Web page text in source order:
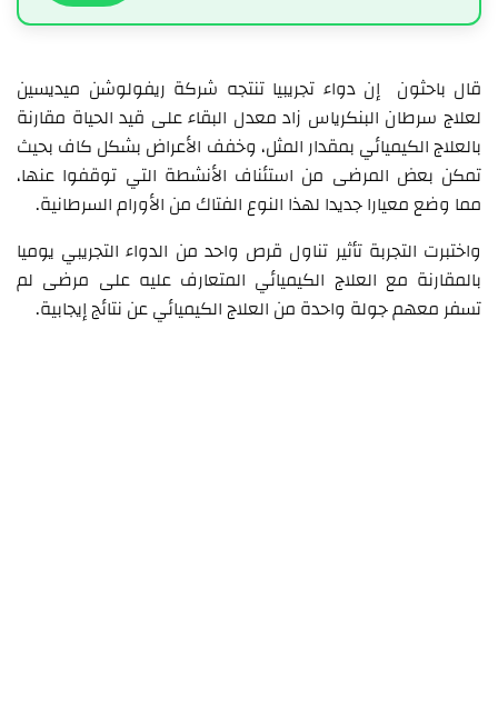
قال باحثون إن دواء تجريبيا تنتجه شركة ريفولوشن ميديسين
لعلاج سرطان البنكرياس زاد معدل البقاء على قيد الحياة مقارنة
بالعلاج الكيميائي بمقدار المثل، وخفف الأعراض بشكل كاف بحيث
تمكن بعض المرضى من استئناف الأنشطة التي توقفوا عنها،
مما وضع معيارا جديدا لهذا النوع الفتاك من الأورام السرطانية.
واختبرت التجربة تأثير تناول قرص واحد من الدواء التجريبي يوميا
بالمقارنة مع العلاج الكيميائي المتعارف عليه على مرضى لم
تسفر معهم جولة واحدة من العلاج الكيميائي عن نتائج إيجابية.